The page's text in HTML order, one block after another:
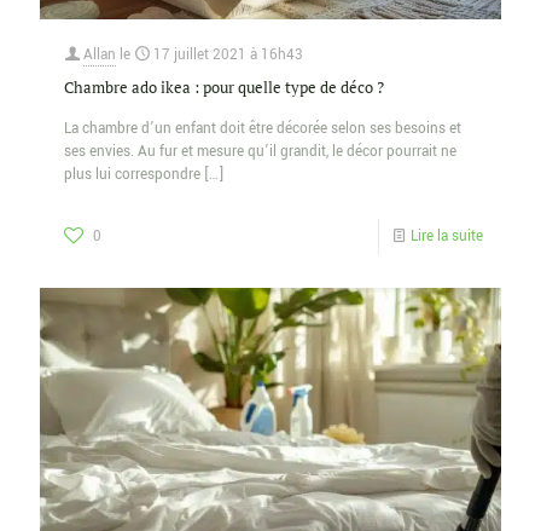
Allan le 17 juillet 2021 à 16h43
Chambre ado ikea : pour quelle type de déco ?
La chambre d’un enfant doit être décorée selon ses besoins et
ses envies. Au fur et mesure qu’il grandit, le décor pourrait ne
plus lui correspondre […]
0 Lire la suite